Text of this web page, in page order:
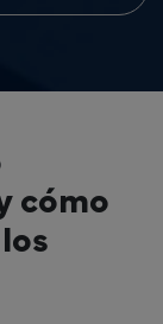
cómo